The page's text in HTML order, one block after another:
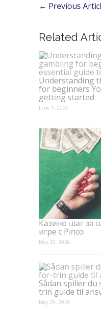
← Previous
Related
Understanding
for beginners
getting started
June 1, 2026
Казино шаг за
игре с Pinco
May 29, 2026
Sådan spiller
trin guide til
May 29, 2026